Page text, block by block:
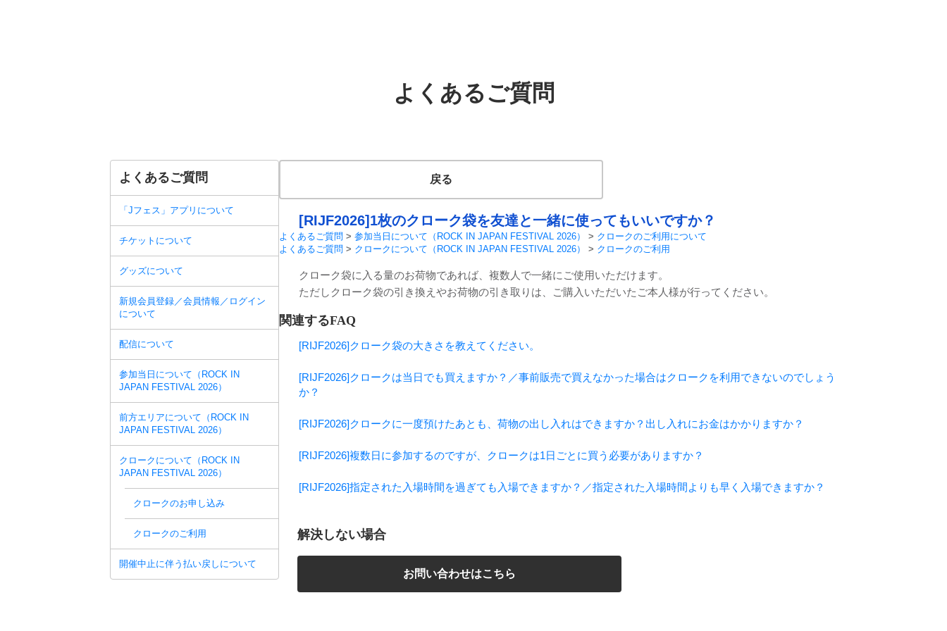
よくあるご質問
よくあるご質問
「Jフェス」アプリについて
チケットについて
グッズについて
新規会員登録／会員情報／ログイン
について
配信について
参加当日について（ROCK IN
JAPAN FESTIVAL 2026）
前方エリアについて（ROCK IN
JAPAN FESTIVAL 2026）
クロークについて（ROCK IN
JAPAN FESTIVAL 2026）
クロークのお申し込み
クロークのご利用
開催中止に伴う払い戻しについて
戻る
[RIJF2026]1枚のクローク袋を友達と一緒に使ってもいいですか？
よくあるご質問 > 参加当日について（ROCK IN JAPAN FESTIVAL 2026） > クロークのご利用について
よくあるご質問 > クロークについて（ROCK IN JAPAN FESTIVAL 2026） > クロークのご利用
クローク袋に入る量のお荷物であれば、複数人で一緒にご使用いただけます。
ただしクローク袋の引き換えやお荷物の引き取りは、ご購入いただいたご本人様が行ってください。
関連するFAQ
[RIJF2026]クローク袋の大きさを教えてください。
[RIJF2026]クロークは当日でも買えますか？／事前販売で買えなかった場合はクロークを利用できないのでしょう
か？
[RIJF2026]クロークに一度預けたあとも、荷物の出し入れはできますか？出し入れにお金はかかりますか？
[RIJF2026]複数日に参加するのですが、クロークは1日ごとに買う必要がありますか？
[RIJF2026]指定された入場時間を過ぎても入場できますか？／指定された入場時間よりも早く入場できますか？
解決しない場合
お問い合わせはこちら